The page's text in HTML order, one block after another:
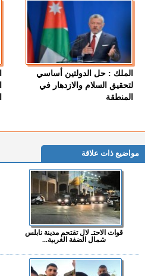
الملك : حل الدولتين أساسي
لتحقيق السلام والازدهار في
المنطقة
مواضيع ذات علاقة
قوات الاحتـ لال تقتحم مدينة نابلس
شمال الضفة الغربية...